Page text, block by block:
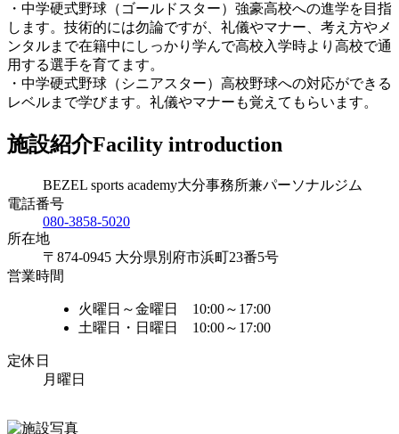
・中学硬式野球（ゴールドスター）強豪高校への進学を目指
します。技術的には勿論ですが、礼儀やマナー、考え方やメ
ンタルまで在籍中にしっかり学んで高校入学時より高校で通
用する選手を育てます。
・中学硬式野球（シニアスター）高校野球への対応ができる
レベルまで学びます。礼儀やマナーも覚えてもらいます。
施設紹介Facility introduction
BEZEL sports academy大分事務所兼パーソナルジム
電話番号
080-3858-5020
所在地
〒874-0945 大分県別府市浜町23番5号
営業時間
火曜日～金曜日 10:00～17:00
土曜日・日曜日 10:00～17:00
定休日
月曜日